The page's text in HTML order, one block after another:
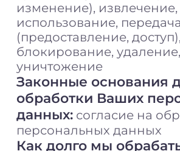
изменение), извлечение,
использование, передача
(предоставление, доступ),
блокирование, удаление,
уничтожение
Законные основания
обработки Ваших
данных: согласие на
персональных данных
Как долго мы